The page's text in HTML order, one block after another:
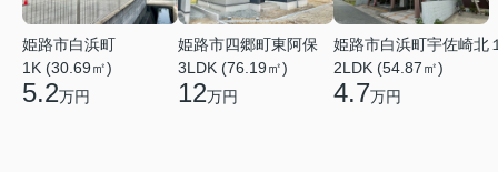
姫路市白浜町
1K (30.69㎡)
5.2万円
姫路市四郷町東阿保
3LDK (76.19㎡)
12万円
姫路市白浜町宇佐崎北
2LDK (54.87㎡)
4.7万円